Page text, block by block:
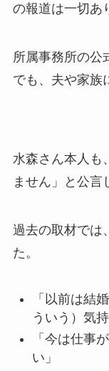
の報道は一切あ
所属事務所の公
でも、夫や家族
水森さん本人も
ません」と公言
過去の取材では
た。
「以前は結
ういう）気
「今は仕事
い」